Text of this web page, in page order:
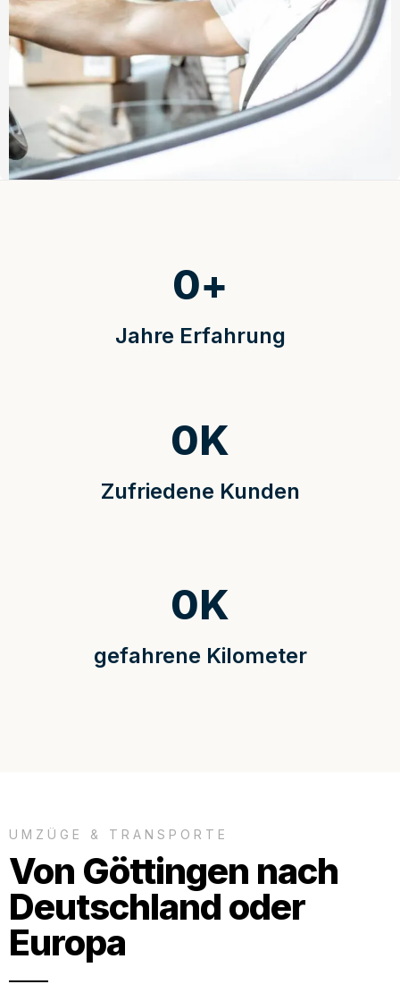
Jahre Erfahrung
0+
Zufriedene Kunden
0K
gefahrene Kilometer
0K
UMZÜGE & TRANSPORTE
Von Göttingen nach
Deutschland oder
Europa